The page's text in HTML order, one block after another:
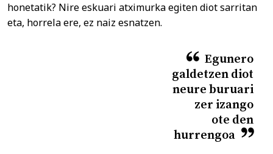
honetatik? Nire eskuari atximurka egiten diot sarritan
eta, horrela ere, ez naiz esnatzen.
Egunero
galdetzen diot
neure buruari
zer izango
ote den
hurrengoa